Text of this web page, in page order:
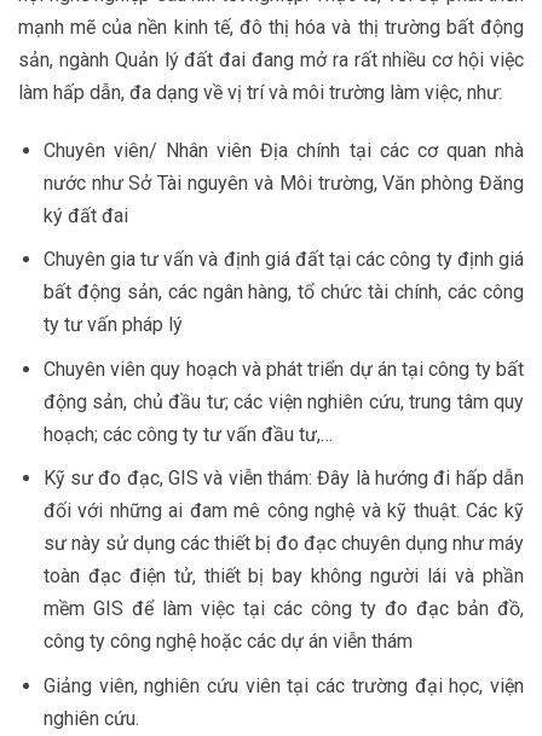
mạnh mẽ của nền kinh tế, đô thị hóa và thị trường bất động
sản, ngành Quản lý đất đai đang mở ra rất nhiều cơ hội việc
làm hấp dẫn, đa dạng về vị trí và môi trường làm việc, như:
Chuyên viên/ Nhân viên Địa chính tại các cơ quan nhà
nước như Sở Tài nguyên và Môi trường, Văn phòng Đăng
ký đất đai
Chuyên gia tư vấn và định giá đất tại các công ty định giá
bất động sản, các ngân hàng, tổ chức tài chính, các công
ty tư vấn pháp lý
Chuyên viên quy hoạch và phát triển dự án tại công ty bất
động sản, chủ đầu tư; các viện nghiên cứu, trung tâm quy
hoạch; các công ty tư vấn đầu tư,…
Kỹ sư đo đạc, GIS và viễn thám: Đây là hướng đi hấp dẫn
đối với những ai đam mê công nghệ và kỹ thuật. Các kỹ
sư này sử dụng các thiết bị đo đạc chuyên dụng như máy
toàn đạc điện tử, thiết bị bay không người lái và phần
mềm GIS để làm việc tại các công ty đo đạc bản đồ,
công ty công nghệ hoặc các dự án viễn thám
Giảng viên, nghiên cứu viên tại các trường đại học, viện
nghiên cứu.